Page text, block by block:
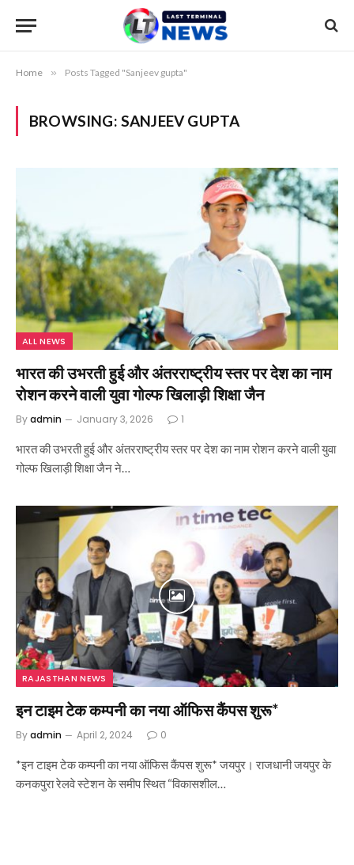
Home » Posts Tagged "Sanjeev gupta"
BROWSING: SANJEEV GUPTA
ALL NEWS
भारत की उभरती हुई और अंतरराष्ट्रीय स्तर पर देश का नाम
रोशन करने वाली युवा गोल्फ खिलाड़ी शिक्षा जैन
Byadmin January 3, 2026 1
भारत की उभरती हुई और अंतरराष्ट्रीय स्तर पर देश का नाम रोशन करने वाली युवा
गोल्फ खिलाड़ी शिक्षा जैन ने…
RAJASTHAN NEWS
इन टाइम टेक कम्पनी का नया ऑफिस कैंपस शुरू*
Byadmin April 2, 2024 0
*इन टाइम टेक कम्पनी का नया ऑफिस कैंपस शुरू* जयपुर। राजधानी जयपुर के
कनकपुरा रेलवे स्टेशन के समीप स्थित “विकासशील…